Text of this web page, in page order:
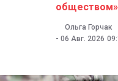
обществом»
Ольга Горчак
- 06 Авг. 2026